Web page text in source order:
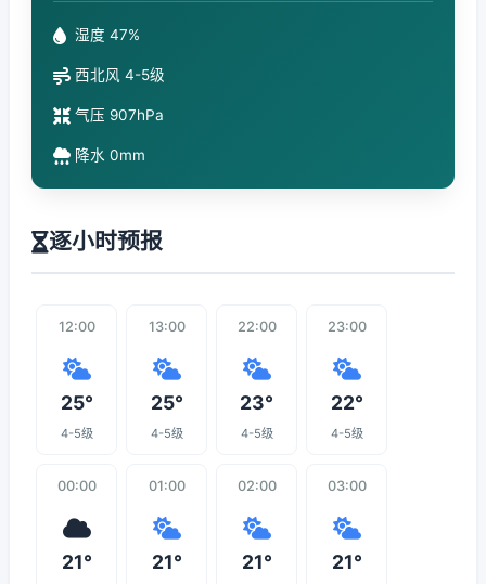
湿度 47%
西北风 4-5级
气压 907hPa
降水 0mm
逐小时预报
12:00
25°
4-5级
13:00
25°
4-5级
22:00
23°
4-5级
23:00
22°
4-5级
00:00
21°
01:00
21°
02:00
21°
03:00
21°